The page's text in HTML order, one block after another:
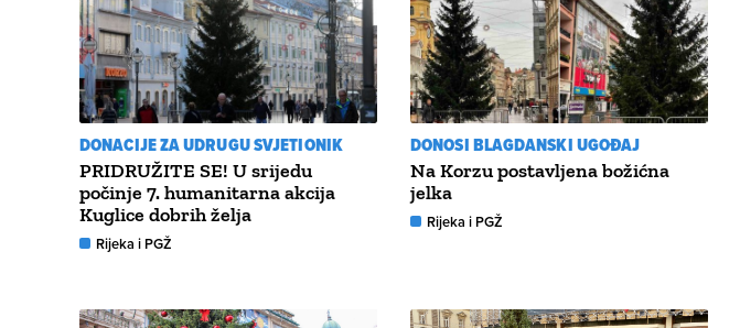
DONACIJE ZA UDRUGU SVJETIONIK
PRIDRUŽITE SE! U srijedu
počinje 7. humanitarna akcija
Kuglice dobrih želja
Rijeka i PGŽ
DONOSI BLAGDANSKI UGOĐAJ
Na Korzu postavljena božićna
jelka
Rijeka i PGŽ